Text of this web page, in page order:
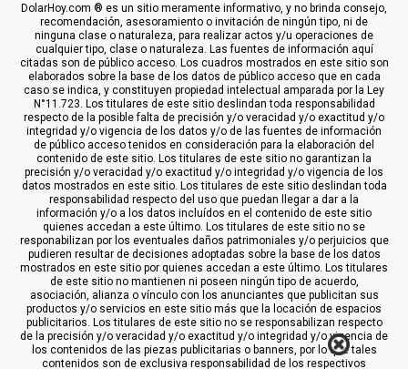
DolarHoy.com ® es un sitio meramente informativo, y no brinda consejo,
recomendación, asesoramiento o invitación de ningún tipo, ni de
ninguna clase o naturaleza, para realizar actos y/u operaciones de
cualquier tipo, clase o naturaleza. Las fuentes de información aquí
citadas son de público acceso. Los cuadros mostrados en este sitio son
elaborados sobre la base de los datos de público acceso que en cada
caso se indica, y constituyen propiedad intelectual amparada por la Ley
N°11.723. Los titulares de este sitio deslindan toda responsabilidad
respecto de la posible falta de precisión y/o veracidad y/o exactitud y/o
integridad y/o vigencia de los datos y/o de las fuentes de información
de público acceso tenidos en consideración para la elaboración del
contenido de este sitio. Los titulares de este sitio no garantizan la
precisión y/o veracidad y/o exactitud y/o integridad y/o vigencia de los
datos mostrados en este sitio. Los titulares de este sitio deslindan toda
responsabilidad respecto del uso que puedan llegar a dar a la
información y/o a los datos incluídos en el contenido de este sitio
quienes accedan a este último. Los titulares de este sitio no se
responabilizan por los eventuales daños patrimoniales y/o perjuicios que
pudieren resultar de decisiones adoptadas sobre la base de los datos
mostrados en este sitio por quienes accedan a este último. Los titulares
de este sitio no mantienen ni poseen ningún tipo de acuerdo,
asociación, alianza o vínculo con los anunciantes que publicitan sus
productos y/o servicios en este sitio más que la locación de espacios
publicitarios. Los titulares de este sitio no se responsabilizan respecto
de la precisión y/o veracidad y/o exactitud y/o integridad y/o vigencia de
los contenidos de las piezas publicitarias o banners, por lo que tales
contenidos son de exclusiva responsabilidad de los respectivos